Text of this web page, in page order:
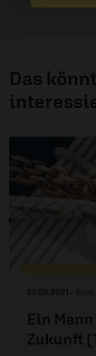
Das
27.08.2021 /
Ein
Zukunft